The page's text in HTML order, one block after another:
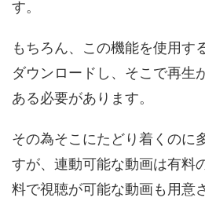
す。
もちろん、この機能を使用す
ダウンロードし、そこで再生
ある必要があります。
その為そこにたどり着くのに
すが、連動可能な動画は有料
料で視聴が可能な動画も用意